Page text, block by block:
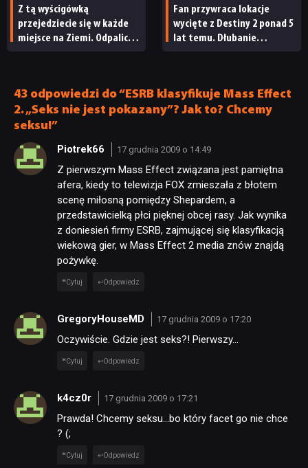
Z tą wyścigówką
przejedziecie się w każde
miejsce na Ziemi. Odpalicie
Fan przywraca lokacje
wycięte z Destiny 2 ponad 5
lat temu. Dłubanie
43 odpowiedzi do “ESRB klasyfikuje Mass Effect
2. „Seks nie jest pokazany”? Jak to? Chcemy
seksu!”
Piotrek66 17 grudnia 2009 o 14:49
Z pierwszym Mass Effect związana jest pamiętna
afera, kiedy to telewizja FOX zmieszała z błotem
scenę miłosną pomiędzy Shepardem, a
przedstawicielką płci pięknej obcej rasy. Jak wynika
z doniesień firmy ESRB, zajmującej się klasyfikacją
wiekową gier, w Mass Effect 2 media znów znajdą
pożywkę.
Cytuj Odpowiedz
GregoryHouseMD 17 grudnia 2009 o 17:20
Oczywiście. Gdzie jest seks?! Pierwszy…
Cytuj Odpowiedz
k4cz0r 17 grudnia 2009 o 17:21
Prawda! Chcemy seksu…bo który facet go nie chce
? (;
Cytuj Odpowiedz